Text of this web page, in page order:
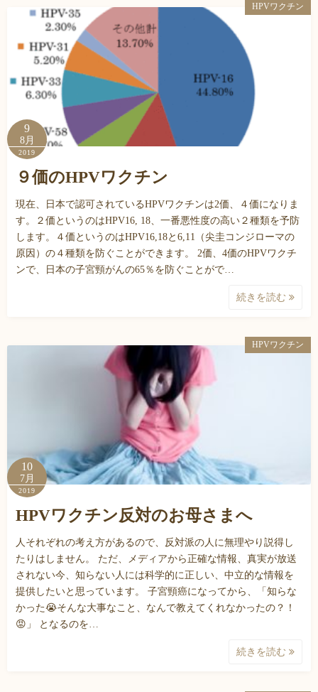
HPVワクチン
9
8月
2019
９価のHPVワクチン
現在、日本で認可されているHPVワクチンは2価、４価になりま
す。２価というのはHPV16, 18、一番悪性度の高い２種類を予防
します。４価というのはHPV16,18と6,11（尖圭コンジローマの
原因）の４種類を防ぐことができます。 2価、4価のHPVワクチ
ンで、日本の子宮頸がんの65％を防ぐことがで…
続きを読む
HPVワクチン
10
7月
2019
HPVワクチン反対のお母さまへ
人それぞれの考え方があるので、反対派の人に無理やり説得し
たりはしません。 ただ、メディアから正確な情報、真実が放送
されない今、知らない人には科学的に正しい、中立的な情報を
提供したいと思っています。 子宮頸癌になってから、「知らな
かった😭そんな大事なこと、なんで教えてくれなかったの？！
😡」 となるのを…
続きを読む